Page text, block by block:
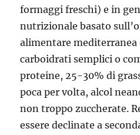
formaggi freschi) e in
nutrizionale basato
alimentare
carboidrati semplici o
proteine, 25-30% di
poca per volta, alcol
non troppo zuccherate.
essere declinate a